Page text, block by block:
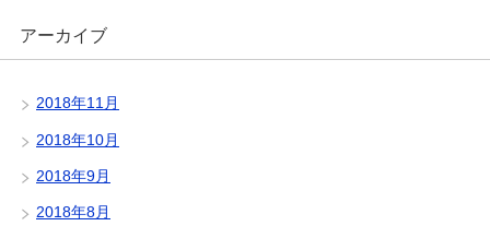
アーカイブ
2018年11月
2018年10月
2018年9月
2018年8月